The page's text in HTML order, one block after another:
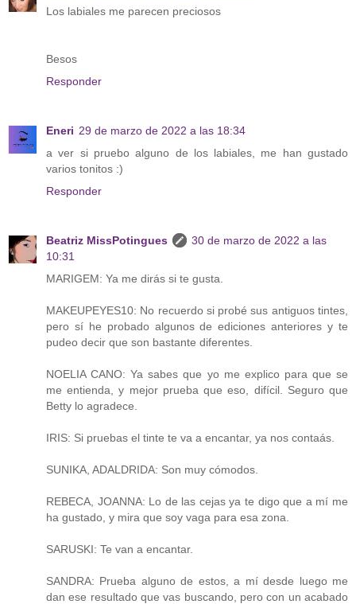
Los labiales me parecen preciosos
Besos
Responder
Eneri 29 de marzo de 2022 a las 18:34
a ver si pruebo alguno de los labiales, me han gustado
varios tonitos :)
Responder
Beatriz MissPotingues
30 de marzo de 2022 a las
10:31
MARIGEM: Ya me dirás si te gusta.
MAKEUPEYES10: No recuerdo si probé sus antiguos tintes,
pero sí he probado algunos de ediciones anteriores y te
pudeo decir que son bastante diferentes.
NOELIA CANO: Ya sabes que yo me explico para que se
me entienda, y mejor prueba que eso, difícil. Seguro que
Betty lo agradece.
IRIS: Si pruebas el tinte te va a encantar, ya nos contaás.
SUNIKA, ADALDRIDA: Son muy cómodos.
REBECA, JOANNA: Lo de las cejas ya te digo que a mí me
ha gustado, y mira que soy vaga para esa zona.
SARUSKI: Te van a encantar.
SANDRA: Prueba alguno de estos, a mí desde luego me
dan ese resultado que vas buscando, pero con un acabado